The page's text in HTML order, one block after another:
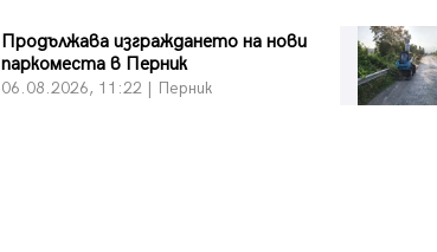
Продължава изграждането на нови
паркоместа в Перник
06.08.2026, 11:22 | Перник